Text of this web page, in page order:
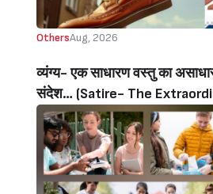
OthersAug, 2026
व्यंग्य- एक साधारण वस्तु का
संदेश… (Satire- The
Message Of An Ordinary